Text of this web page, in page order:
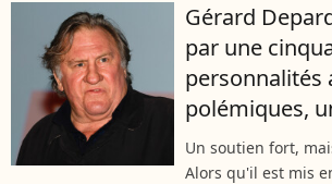
elle de prendre
Gérard
par une
personnalités
polémiques,
fait débat
Un soutien fort,
Alors qu'il est mis